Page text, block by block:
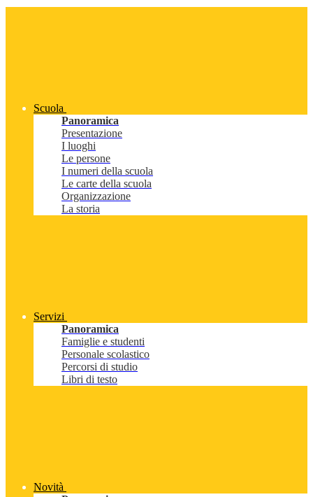
Scuola
Panoramica
Presentazione
I luoghi
Le persone
I numeri della scuola
Le carte della scuola
Organizzazione
La storia
Servizi
Panoramica
Famiglie e studenti
Personale scolastico
Percorsi di studio
Libri di testo
Novità